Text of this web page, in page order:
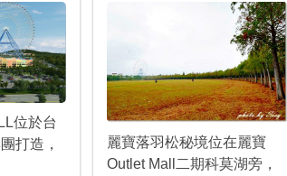
位於台
打造，
麗寶落羽松秘境位在麗寶
Outlet Mall二期科莫湖旁，